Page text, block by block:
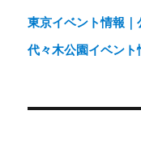
東京イベント情報｜
代々木公園イベン